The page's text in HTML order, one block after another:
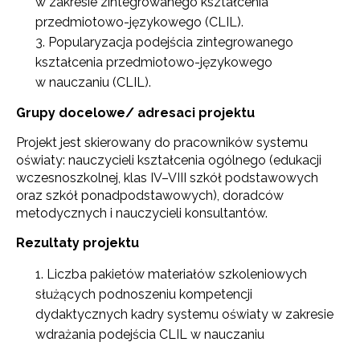
przedmiotowo-językowego (CLIL).
Popularyzacja podejścia zintegrowanego
kształcenia przedmiotowo-językowego
w nauczaniu (CLIL).
Grupy docelowe/ adresaci projektu
Projekt jest skierowany do pracowników systemu
oświaty: nauczycieli kształcenia ogólnego (edukacji
wczesnoszkolnej, klas IV–VIII szkół podstawowych
oraz szkół ponadpodstawowych), doradców
metodycznych i nauczycieli konsultantów.
Rezultaty projektu
Liczba pakietów materiałów szkoleniowych
służących podnoszeniu kompetencji
dydaktycznych kadry systemu oświaty w zakresie
wdrażania podejścia CLIL w nauczaniu